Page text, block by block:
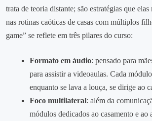
trata de teoria distante; são estratégias que elas
nas rotinas caóticas de casas com múltiplos
game” se reflete em três pilares do curso:
Formato em áudio: pensado para
para assistir a videoaulas. Cada
enquanto se lava a louça, se dirige ao
Foco multilateral: além da
módulos dedicados ao casamento e ao